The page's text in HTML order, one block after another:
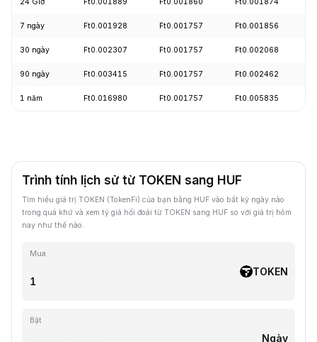
7 ngày Ft0.001928 Ft0.001757 Ft0.001856
30 ngày Ft0.002307 Ft0.001757 Ft0.002068
90 ngày Ft0.003415 Ft0.001757 Ft0.002462
1 năm Ft0.016980 Ft0.001757 Ft0.005835
Trình tính lịch sử từ TOKEN sang HUF
Tìm hiểu giá trị TOKEN (TokenFi) của bạn bằng HUF vào bất kỳ ngày nào
trong quá khứ và xem tỷ giá hối đoái từ TOKEN sang HUF so với giá trị hôm
nay như thế nào.
Mua
TOKEN
Bật
Ngày